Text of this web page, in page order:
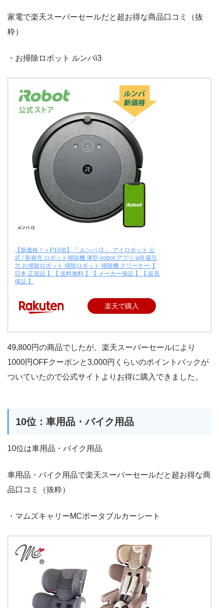
家電で楽天スーパーセールだと超お得な商品口コミ（抜
粋）
・お掃除ロボット ルンバi3
【新価格！＋P10倍】『 ルンバ i3 』 アイロボット 公
式 / 新発売 ロボット掃除機 薄型 irobot アプリ wifi 吸引
力 お掃除ロボット 掃除ロボット 掃除機 クリーナー【
日本 正規品 】【 送料無料 】【 メーカー保証 】【 延長
保証 】
楽天で購入
49,800円の商品でしたが、楽天スーパーセールにより
1000円OFFクーポンと3,000円くらいのポイントバックが
ついていたので公式サイトよりお得に購入できました。
10位：車用品・バイク用品
10位は車用品・バイク用品
車用品・バイク用品で楽天スーパーセールだと超お得な商
品口コミ（抜粋）
・マムズキャリーMCポータブルカーシート